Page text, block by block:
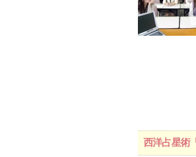
西洋占星術